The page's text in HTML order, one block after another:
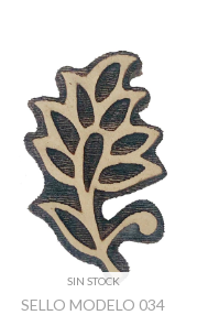
SIN STOCK
SELLO MODELO 034